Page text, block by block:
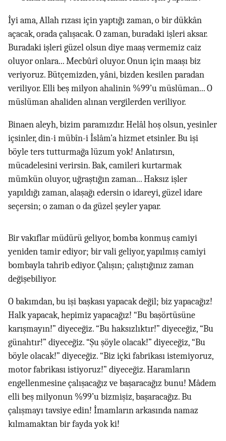
İyi ama, Allah rızası için yaptığı zaman, o bir dükkân
açacak, orada çalışacak. O zaman, buradaki işleri aksar.
Buradaki işleri güzel olsun diye maaş vermemiz caiz
oluyor onlara... Mecbûrî oluyor. Onun için maaşı biz
veriyoruz. Bütçemizden, yâni, bizden kesilen paradan
veriliyor. Elli beş milyon ahalinin %99’u müslüman... O
müslüman ahaliden alınan vergilerden veriliyor.
Binaen aleyh, bizim paramızdır. Helâl hoş olsun, yesinler
içsinler, din-i mübîn-i İslâm’a hizmet etsinler. Bu işi
böyle ters tutturmağa lüzum yok! Anlatırsın,
mücadelesini verirsin. Bak, camileri kurtarmak
mümkün oluyor, uğraştığın zaman... Haksız işler
yapıldığı zaman, alaşağı edersin o idareyi, güzel idare
seçersin; o zaman o da güzel şeyler yapar.
Bir vakıflar müdürü geliyor, bomba konmuş camiyi
yeniden tamir ediyor; bir vali geliyor, yapılmış camiyi
bombayla tahrib ediyor. Çalışın; çalıştığınız zaman
değişebiliyor.
O bakımdan, bu işi başkası yapacak değil; biz yapacağız!
Halk yapacak, hepimiz yapacağız! “Bu başörtüsüne
karışmayın!” diyeceğiz. “Bu haksızlıktır!” diyeceğiz, “Bu
günahtır!” diyeceğiz. “Şu şöyle olacak!” diyeceğiz, “Bu
böyle olacak!” diyeceğiz. “Biz içki fabrikası istemiyoruz,
motor fabrikası istiyoruz!” diyeceğiz. Haramların
engellenmesine çalışacağız ve başaracağız bunu! Mâdem
elli beş milyonun %99’u bizmişiz, başaracağız. Bu
çalışmayı tavsiye edin! İmamların arkasında namaz
kılmamaktan bir fayda yok ki!